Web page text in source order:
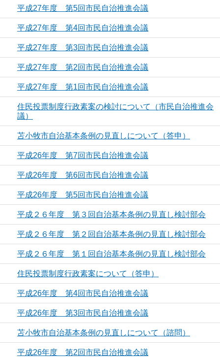
平成27年度 第5回市民自治推進会議
平成27年度 第4回市民自治推進会議
平成27年度 第3回市民自治推進会議
平成27年度 第2回市民自治推進会議
平成27年度 第1回市民自治推進会議
住民投票制度行政素案の検討について（市民自治推進会
議）
苫小牧市自治基本条例の見直しについて（答申）
平成26年度 第7回市民自治推進会議
平成26年度 第6回市民自治推進会議
平成26年度 第5回市民自治推進会議
平成２６年度 第３回自治基本条例の見直し検討部会
平成２６年度 第２回自治基本条例の見直し検討部会
平成２６年度 第１回自治基本条例の見直し検討部会
住民投票制度行政素案について（答申）
平成26年度 第4回市民自治推進会議
平成26年度 第3回市民自治推進会議
苫小牧市自治基本条例の見直しについて（諮問）
平成26年度 第2回市民自治推進会議